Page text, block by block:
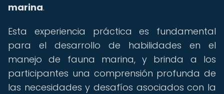
marina.
Esta experiencia práctica es fundamental
para el desarrollo de habilidades en el
manejo de fauna marina, y brinda a los
participantes una comprensión profunda de
las necesidades y desafíos asociados con la